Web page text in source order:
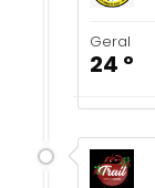
Geral
24 º